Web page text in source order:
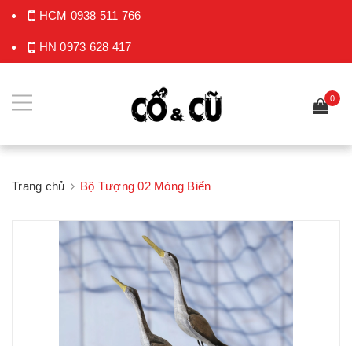
HCM 0938 511 766
HN0973 628 417
0
Trang chủ Bộ Tượng 02 Mòng Biển